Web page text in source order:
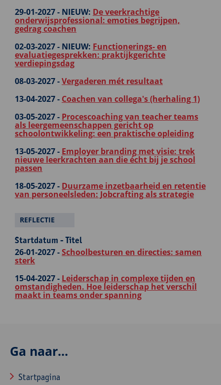
29-01-2027 - NIEUW: De veerkrachtige
onderwijsprofessional: emoties begrijpen,
gedrag coachen
02-03-2027 - NIEUW: Functionerings- en
evaluatiegesprekken: praktijkgerichte
verdiepingsdag
08-03-2027 -Vergaderen mét resultaat
13-04-2027 - Coachen van collega's (herhaling 1)
03-05-2027 - Procescoaching van teacher teams
als leergemeenschappen gericht op
schoolontwikkeling: een praktische opleiding
13-05-2027 - Employer branding met visie: trek
nieuwe leerkrachten aan die écht bij je school
passen
18-05-2027 - Duurzame inzetbaarheid en retentie
van personeelsleden: Jobcrafting als strategie
REFLECTIE
Startdatum - Titel
26-01-2027 -Schoolbesturen en directies: samen
sterk
15-04-2027 - Leiderschap in complexe tijden en
omstandigheden. Hoe leiderschap het verschil
maakt in teams onder spanning
Ga naar...
Startpagina